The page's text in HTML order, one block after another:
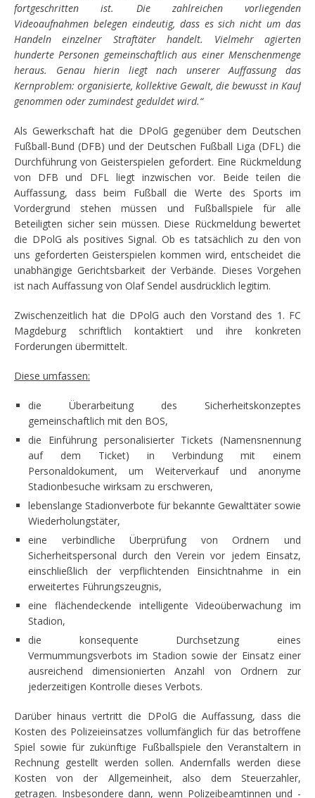
fortgeschritten ist. Die zahlreichen vorliegenden
Videoaufnahmen belegen eindeutig, dass es sich nicht um das
Handeln einzelner Straftäter handelt. Vielmehr agierten
hunderte Personen gemeinschaftlich aus einer Menschenmenge
heraus. Genau hierin liegt nach unserer Auffassung das
Kernproblem: organisierte, kollektive Gewalt, die bewusst in Kauf
genommen oder zumindest geduldet wird.“
Als Gewerkschaft hat die DPolG gegenüber dem Deutschen
Fußball-Bund (DFB) und der Deutschen Fußball Liga (DFL) die
Durchführung von Geisterspielen gefordert. Eine Rückmeldung
von DFB und DFL liegt inzwischen vor. Beide teilen die
Auffassung, dass beim Fußball die Werte des Sports im
Vordergrund stehen müssen und Fußballspiele für alle
Beteiligten sicher sein müssen. Diese Rückmeldung bewertet
die DPolG als positives Signal. Ob es tatsächlich zu den von
uns geforderten Geisterspielen kommen wird, entscheidet die
unabhängige Gerichtsbarkeit der Verbände. Dieses Vorgehen
ist nach Auffassung von Olaf Sendel ausdrücklich legitim.
Zwischenzeitlich hat die DPolG auch den Vorstand des 1. FC
Magdeburg schriftlich kontaktiert und ihre konkreten
Forderungen übermittelt.
Diese umfassen:
die Überarbeitung des Sicherheitskonzeptes
gemeinschaftlich mit den BOS,
die Einführung personalisierter Tickets (Namensnennung
auf dem Ticket) in Verbindung mit einem
Personaldokument, um Weiterverkauf und anonyme
Stadionbesuche wirksam zu erschweren,
lebenslange Stadionverbote für bekannte Gewalttäter sowie
Wiederholungstäter,
eine verbindliche Überprüfung von Ordnern und
Sicherheitspersonal durch den Verein vor jedem Einsatz,
einschließlich der verpflichtenden Einsichtnahme in ein
erweitertes Führungszeugnis,
eine flächendeckende intelligente Videoüberwachung im
Stadion,
die konsequente Durchsetzung eines
Vermummungsverbots im Stadion sowie der Einsatz einer
ausreichend dimensionierten Anzahl von Ordnern zur
jederzeitigen Kontrolle dieses Verbots.
Darüber hinaus vertritt die DPolG die Auffassung, dass die
Kosten des Polizeieinsatzes vollumfänglich für das betroffene
Spiel sowie für zukünftige Fußballspiele den Veranstaltern in
Rechnung gestellt werden sollen. Andernfalls werden diese
Kosten von der Allgemeinheit, also dem Steuerzahler,
getragen. Insbesondere dann, wenn Polizeibeamtinnen und -